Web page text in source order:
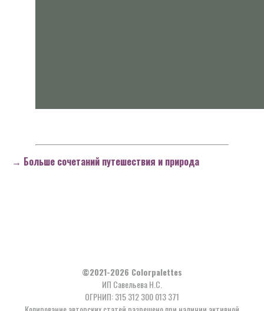
→ Больше сочетаний путешествия и природа
©2021-2026 Сolorpalettes
ИП Савельева Н.С.
ОГРНИП: 315 312 300 013 371